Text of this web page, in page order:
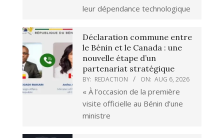
leur dépendance technologique
Déclaration commune entre
le Bénin et le Canada : une
nouvelle étape d’un
partenariat stratégique
BY: REDACTION ON: AUG 6, 2026
« À l’occasion de la première
visite officielle au Bénin d’une
ministre